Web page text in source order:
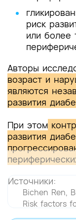
риск
или более
Авторы
возраст и
являются
развития
При этом
развития
Источники:
Bichen Ren,
Risk factors